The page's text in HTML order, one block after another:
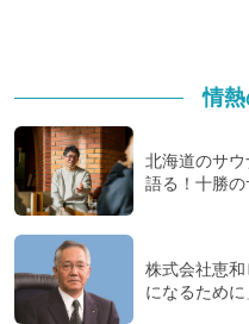
情
北海道のサ
語る！十勝
株式会社恵
になるため